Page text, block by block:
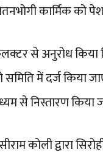
कार्मिक को
से अनुरोध किया
में दर्ज किया
से निस्तारण
कोली द्वारा